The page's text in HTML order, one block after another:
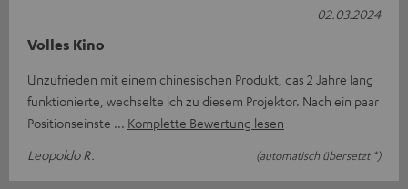
Volles Kino
Unzufrieden mit einem chinesischen Produkt, das 2 Jahre lang
funktionierte, wechselte ich zu diesem Projektor. Nach ein paar
Positionseinste
Komplette Bewertung lesen
Leopoldo R.
(automatisch übersetzt *)
02.03.2024